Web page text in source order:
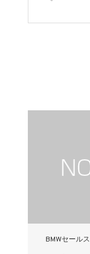
BMWセールス